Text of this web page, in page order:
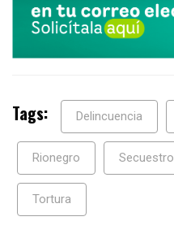
Tags: Delincuencia
Rionegro Secuestro
Tortura